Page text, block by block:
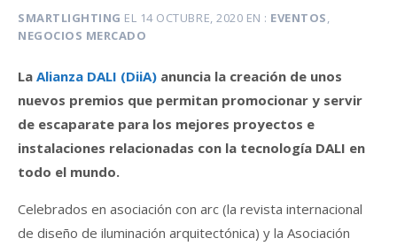
SMARTLIGHTING EL 14 OCTUBRE, 2020 EN EVENTOS,
NEGOCIOS MERCADO
La Alianza DALI (DiiA) anuncia la creación de unos
nuevos premios que permitan promocionar y servir
de escaparate para los mejores proyectos e
instalaciones relacionadas con la tecnología DALI en
todo el mundo.
Celebrados en asociación con arc (la revista internacional
de diseño de iluminación arquitectónica) y la Asociación